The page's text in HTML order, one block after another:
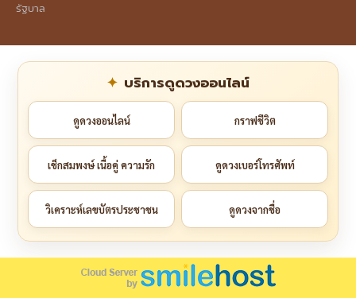
รัฐบาล
บริการดูดวงออนไลน์
ดูดวงออนไลน์ กราฟชีวิต
เช็กสมพงษ์ เนื้อคู่ ความรัก ดูดวงเบอร์โทรศัพท์
วิเคราะห์เลขบัตรประชาชน ดูดวงจากชื่อ